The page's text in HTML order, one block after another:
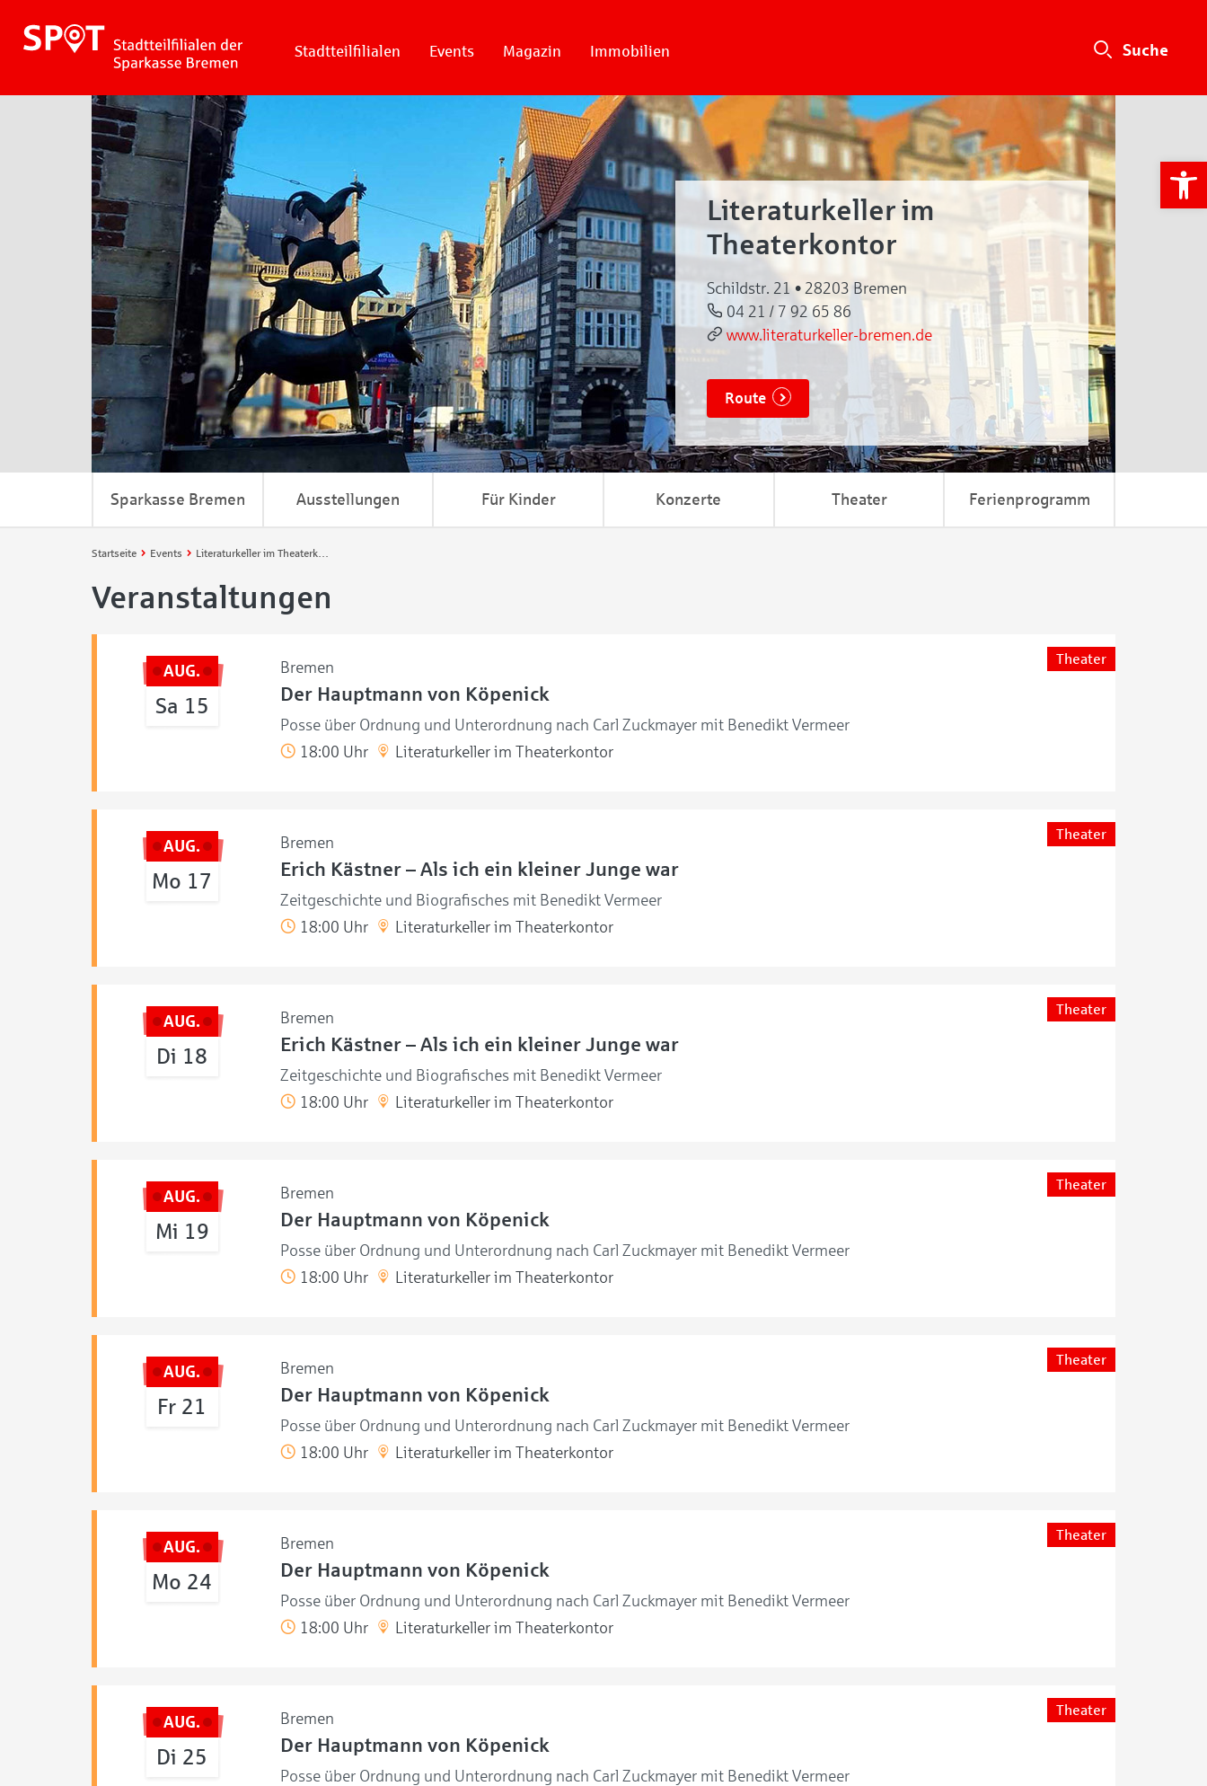
Stadtteilfilialen Events Magazin Immobilien
Literaturkeller im
Theaterkontor
Schildstr. 21 • 28203 Bremen
04 21 / 7 92 65 86
www.literaturkeller-bremen.de
Route
Sparkasse Bremen Ausstellungen Für Kinder Konzerte Theater Ferienprogramm
Startseite Events Literaturkeller im Theaterkontor
Veranstaltungen
AUG.
Sa 15
Bremen Theater
Der Hauptmann von Köpenick
Posse über Ordnung und Unterordnung nach Carl Zuckmayer mit Benedikt Vermeer
18:00 Uhr
Literaturkeller im Theaterkontor
AUG.
Mo 17
Bremen Theater
Erich Kästner – Als ich ein kleiner Junge war
Zeitgeschichte und Biografisches mit Benedikt Vermeer
18:00 Uhr
Literaturkeller im Theaterkontor
AUG.
Di 18
Bremen Theater
Erich Kästner – Als ich ein kleiner Junge war
Zeitgeschichte und Biografisches mit Benedikt Vermeer
18:00 Uhr
Literaturkeller im Theaterkontor
AUG.
Mi 19
Bremen Theater
Der Hauptmann von Köpenick
Posse über Ordnung und Unterordnung nach Carl Zuckmayer mit Benedikt Vermeer
18:00 Uhr
Literaturkeller im Theaterkontor
AUG.
Fr 21
Bremen Theater
Der Hauptmann von Köpenick
Posse über Ordnung und Unterordnung nach Carl Zuckmayer mit Benedikt Vermeer
18:00 Uhr
Literaturkeller im Theaterkontor
AUG.
Mo 24
Bremen Theater
Der Hauptmann von Köpenick
Posse über Ordnung und Unterordnung nach Carl Zuckmayer mit Benedikt Vermeer
18:00 Uhr
Literaturkeller im Theaterkontor
AUG.
Di 25
Bremen Theater
Der Hauptmann von Köpenick
Posse über Ordnung und Unterordnung nach Carl Zuckmayer mit Benedikt Vermeer